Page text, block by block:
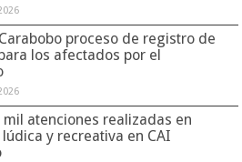
proceso de registro de
los afectados por el
mil atenciones realizadas en
y recreativa en CAI